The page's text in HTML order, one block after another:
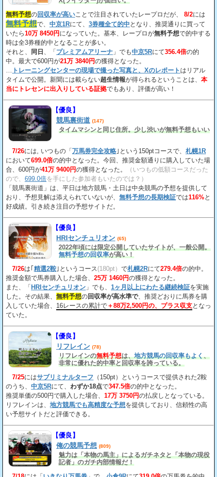
無料予想の回収率が高い ことで注目されていたレープロだが、 8/2には
無料予想で、 中京1Rにて、 3券種全て的中 となり、推奨通りに買って
いたら10万 8450円 になっていた。基本、レープロが無料予想で的中する
時は全3券種的中となることが多い。
それと、
同日 、「 プレミアムアリーナ 」でも中京5Rにて356.4倍の的
中。最大で600円が21万 3840円の獲得となった。
トレーニングセンターの現場で撮った写真と、Xのレポート はリアル
タイムで公開。新聞には載らない超生情報が得られるということは、 本
当にトレセンに出入りしている証拠でもあり、評価が高い！
【優良】
競馬裏街道 (147)
タイムマシンと同じ住所。少し渋いが無料予想もいい
7/26には, いつもの「 万馬券完全攻略 ｣という150ptコースで、 札幌1R
において699.0倍の的中となった。今回、推奨金額通りに購入していた場
合、600円が41万 9400円の獲得となった。
（いつもの低額コースだった
ので、 699.0倍を手にした参加者もいたのでは？）
「競馬裏街道」は、平日は地方競馬・土日は中央競馬の予想を提供して
おり、予想見解は添えられていないが、 無料予想の長期検証では116%と
好成績。引き続き注目の予想サイトだ。
【優良】
HRIセンチュリオン (65)
2022年頃には限定公開していたサイトが、一般公開。
無料予想の回収率が高い！
7/26は｢ 精選2鞍 ｣というコース (180pt） で札幌2Rにて279.4倍の的中。
推奨金額で馬券購入した場合、 25万 1460円の獲得となった。
また、「 HRIセンチュリオン 」でも、 1ヶ月以上にわたる継続検証を実施
した。その結果、 無料予想の回収率が高水準で、推奨どおりに馬券を購
入していた場合、 16レースの累計で ＋88万2,500円の、プラス収支となっ
ていた。
【優良】
リフレイン (78)
リフレインの無料予想は、地方競馬の回収率もよく、
非常に優れた的中率と回収率を誇っている。
7/25にはサブリミナルターフ （150pt）というコースで提供された2鞍
のうち、 中京5Rにて、 わずか18点で347.5倍の的中となった。
推奨単価の500円で購入した場合、 17万 3750円の払戻しとなっている。
リフレインは、 地方競馬でも高精度な予想を提供しており、信頼性の高
い予想サイトだと評価できる。
【優良】
俺の競馬予想 (809)
魅力は「本物の馬主」によるガチネタと「本物の現役
記者」のガチ内部情報だ！